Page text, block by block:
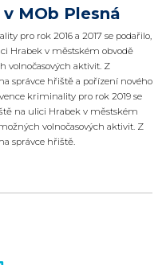
MOb Plesná
pro rok 2016 a 2017 se podařilo,
Hrabek v městském obvodě
volnočasových aktivit. Z
správce hřiště a pořízení nového
kriminality pro rok 2019 se
na ulici Hrabek v městském
volnočasových aktivit. Z
správce hřiště.